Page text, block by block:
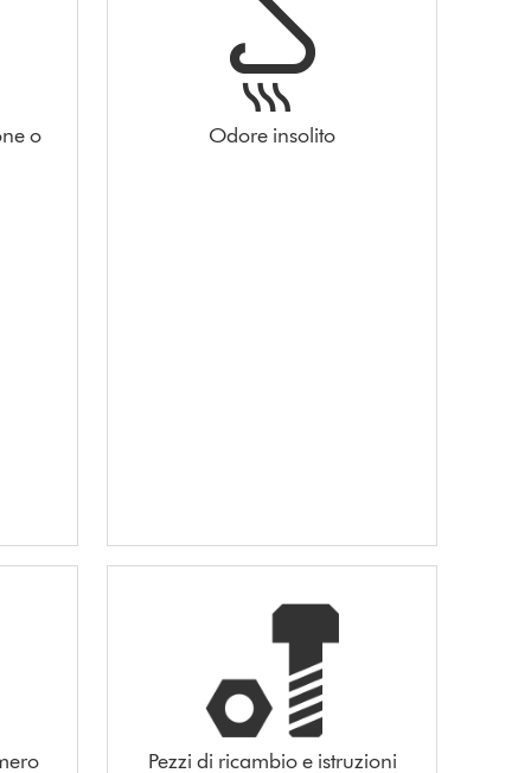
o
Odore insolito
Pezzi di ricambio e istruzioni